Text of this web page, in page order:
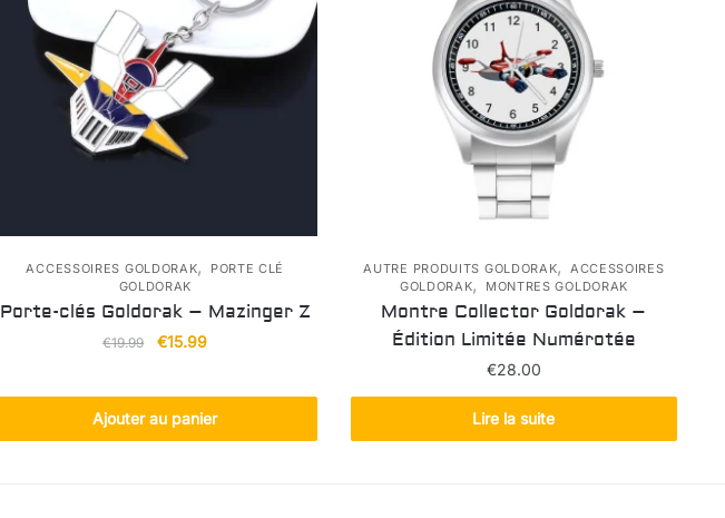
ACCESSOIRES GOLDORAK,
PORTE CLÉ
GOLDORAK
Porte-clés Goldorak – Mazinger Z
€19.99
Le
était :
€19.99.
€15.99Le
est :
€15.99.
Ajouter au panier
AUTRE PRODUITS GOLDORAK,
ACCESSOIRES
GOLDORAK, MONTRES GOLDORAK
Montre Collector Goldorak –
Édition Limitée Numérotée
€28.00
Lire la suite